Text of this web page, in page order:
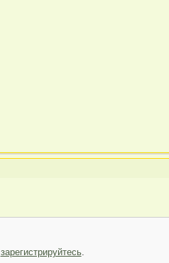
зарегистрируйтесь.